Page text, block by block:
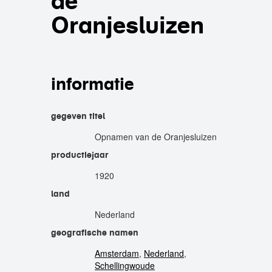
Oranjesluizen
informatie
gegeven titel
Opnamen van de Oranjesluizen
productiejaar
1920
land
Nederland
geografische namen
Amsterdam, Nederland,
Schellingwoude